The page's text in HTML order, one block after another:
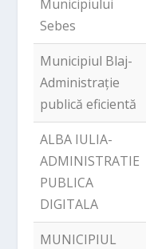
Municipiului
Sebes
Municipiul Blaj-
Administrație
publică eficientă
ALBA IULIA-
ADMINISTRATIE
PUBLICA
DIGITALA
MUNICIPIUL